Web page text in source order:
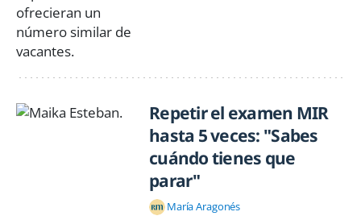
Repetir el examen MIR
hasta 5 veces: "Sabes
cuándo tienes que
parar"
María Aragonés